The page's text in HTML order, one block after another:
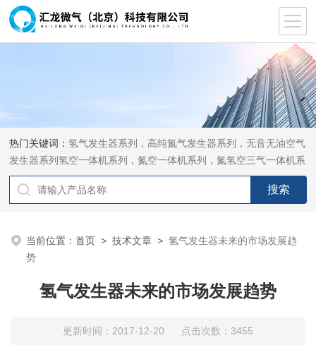
热门关键词：氢气发生器系列，高纯氮气发生器系列，无音无油空气
发生器系列氢空一体机系列，氮空一体机系列，氮氢空三气一体机系
列，气体净化器系列，代理日本DKK-TOA水质分析，水质检测仪
器，代理南韩SitekPH/离子计，DO计，电导计，多功能计，PH/DO/
当前位置：首页 >技术文章 >氢气发生器未来的市场发展趋
势
氢气发生器未来的市场发展趋势
更新时间：2017-12-20 点击次数：3455